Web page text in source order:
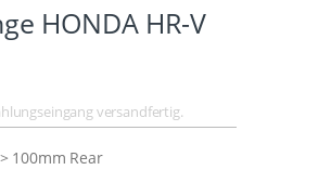
HONDA HR-V
versandfertig.
100mm Rear